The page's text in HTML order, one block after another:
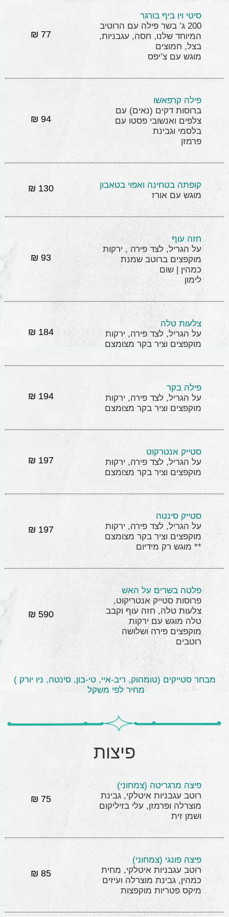
סיטי ויו ביף בורגר
200 ג’ בשר פילה עם הרוטיב
המיוחד שלנו, חסה, עגבניות,
בצל, חמוצים
מוגש עם צ’יפס
77 ₪
פילה קרפאשו
ברוסות דקים (נאים) עם
צלפים ואנשובי פסטו עם
בלסמי וגבינת
פרמזן
94 ₪
קופתה בטחינה ואפוי בטאבון
מוגש עם אורז
130 ₪
חזה עוף
על הגריל, לצד פירה , ירקות
מוקפצים ברוטב שמנת
כמהין | שום
לימון
93 ₪
צלעות טלה
על הגריל, לצד פירה, ירקות
מוקפצים וציר בקר מצומצם
184 ₪
פילה בקר
על הגריל, לצד פירה, ירקות
מוקפצים וציר בקר מצומצם
194 ₪
סטייק אנטרקוט
על הגריל, לצד פירה, ירקות
מוקפצים וציר בקר מצומצם
197 ₪
סטייק סינטה
על הגריל, לצד פירה, ירקות
מוקפצים וציר בקר מצומצם
** מוגש רק מידיום
197 ₪
פלטה בשרים על האש
פרוסות סטייק אנטריקוט,
צלעות טלה, חזה עוף וקבב
טלה מוגש עם ירקות
מוקפצים פירה ושלושה
רוטבים
590 ₪
מבחר סטייקים (טומהוק, ריב-איי, טי-בון, סינטה, ניו יורק )
מחיר לפי משקל
פיצות
פיצה מרגריטה (צמחוני)
רוטב עגבניות איטלקי, גבינת
מוצרלה ופרמזן, עלי בזיליקום
ושמן זית
75 ₪
פיצה פונגי (צמחוני)
רוטב עגבניות איטלקי, מחית
כמהין, גבינת מוצרלה ועיזים
מיקס פטריות מוקפצות
85 ₪